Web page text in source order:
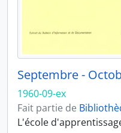
Septembre -
1960-09-ex
Fait partie de
L'école